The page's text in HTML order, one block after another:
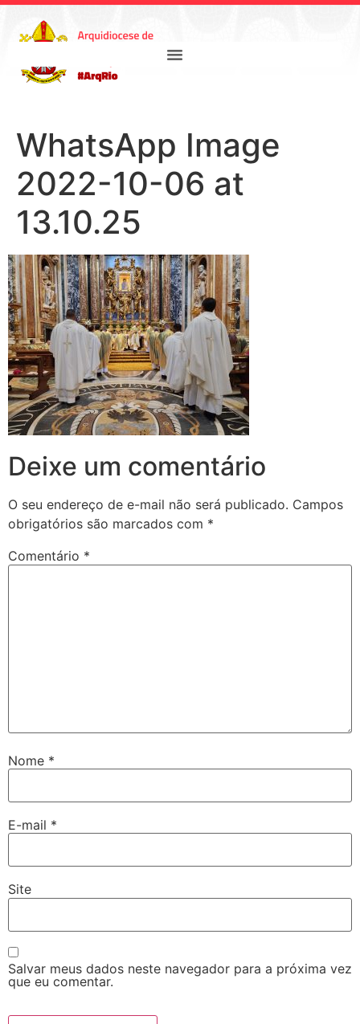
WhatsApp Image
2022-10-06 at
13.10.25
Deixe um comentário
O seu endereço de e-mail não será publicado. Campos
obrigatórios são marcados com *
Comentário *
Nome *
E-mail *
Site
Salvar meus dados neste navegador para a próxima vez
que eu comentar.